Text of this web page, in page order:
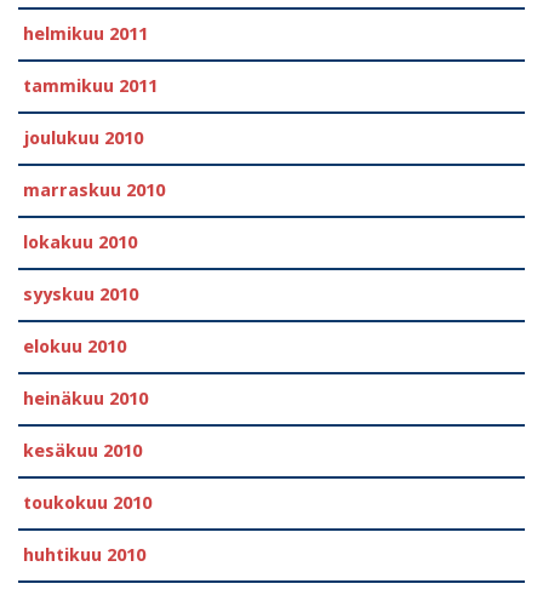
helmikuu 2011
tammikuu 2011
joulukuu 2010
marraskuu 2010
lokakuu 2010
syyskuu 2010
elokuu 2010
heinäkuu 2010
kesäkuu 2010
toukokuu 2010
huhtikuu 2010